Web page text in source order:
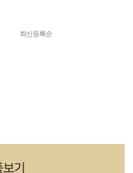
최신등록순